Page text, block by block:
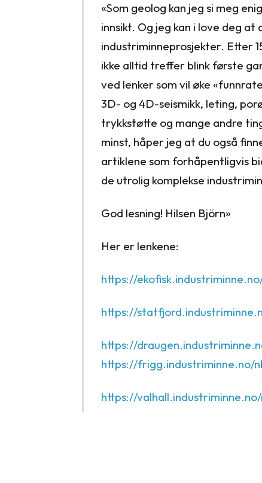
«Som geolog kan jeg si meg
innsikt. Og jeg kan i love deg
industriminneprosjekter. Etter
ikke alltid treffer blink første
ved lenker som vil øke
3D- og 4D-seismikk, leting,
trykkstøtte og mange andre
minst, håper jeg at du også
artiklene som forhåpentligvis
de utrolig komplekse
God lesning! Hilsen Björn»
Her er lenkene:
https://
https://
https://
https://frigg.industriminne.no/
https://